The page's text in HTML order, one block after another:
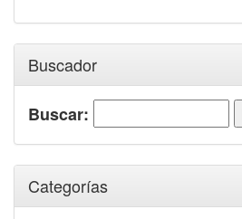
Buscador
Buscar:
Categorías